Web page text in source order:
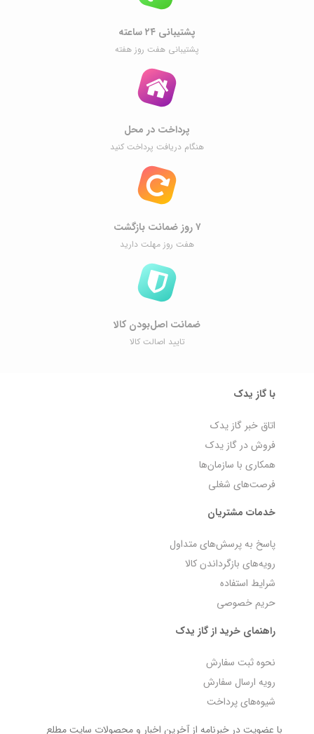
پشتیبانی ۲۴ ساعته
پشتیبانی هفت روز هفته
پرداخت در محل
هنگام دریافت پرداخت کنید
۷ روز ضمانت بازگشت
هفت روز مهلت دارید
ضمانت اصل‌بودن کالا
تایید اصالت کالا
با گاز یدک
اتاق خبر گاز یدک
فروش در گاز یدک
همکاری با سازمان‌ها
فرصت‌های شغلی
خدمات مشتریان
پاسخ به پرسش‌های متداول
رویه‌های بازگرداندن کالا
شرایط استفاده
حریم خصوصی
راهنمای خرید از گاز یدک
نحوه ثبت سفارش
رویه ارسال سفارش
شیوه‌های پرداخت
با عضویت در خبرنامه از آخرین اخبار و محصولات سایت مطلع